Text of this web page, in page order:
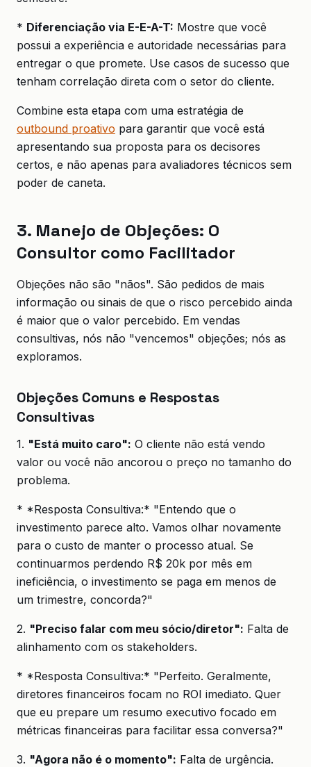
* Diferenciação via E-E-A-T: Mostre que você
possui a experiência e autoridade necessárias para
entregar o que promete. Use casos de sucesso que
tenham correlação direta com o setor do cliente.
Combine esta etapa com uma estratégia de
outbound proativo para garantir que você está
apresentando sua proposta para os decisores
certos, e não apenas para avaliadores técnicos sem
poder de caneta.
3. Manejo de Objeções: O
Consultor como Facilitador
Objeções não são "nãos". São pedidos de mais
informação ou sinais de que o risco percebido ainda
é maior que o valor percebido. Em vendas
consultivas, nós não "vencemos" objeções; nós as
exploramos.
Objeções Comuns e Respostas
Consultivas
1. "Está muito caro": O cliente não está vendo
valor ou você não ancorou o preço no tamanho do
problema.
* *Resposta Consultiva:* "Entendo que o
investimento parece alto. Vamos olhar novamente
para o custo de manter o processo atual. Se
continuarmos perdendo R$ 20k por mês em
ineficiência, o investimento se paga em menos de
um trimestre, concorda?"
2. "Preciso falar com meu sócio/diretor": Falta de
alinhamento com os stakeholders.
* *Resposta Consultiva:* "Perfeito. Geralmente,
diretores financeiros focam no ROI imediato. Quer
que eu prepare um resumo executivo focado em
métricas financeiras para facilitar essa conversa?"
3. "Agora não é o momento": Falta de urgência.